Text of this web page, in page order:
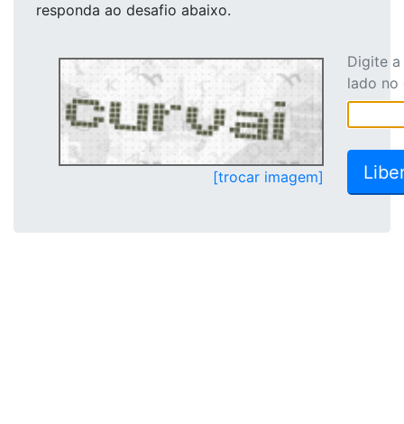
responda ao desafio abaixo.
[trocar imagem]
Digite
lado no